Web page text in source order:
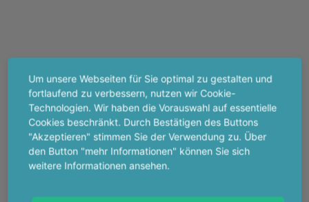
Um unsere Webseiten für Sie optimal zu gestalten und
fortlaufend zu verbessern, nutzen wir Cookie-
Technologien. Wir haben die Vorauswahl auf essentielle
Cookies beschränkt. Durch Bestätigen des Buttons
"Akzeptieren" stimmen Sie der Verwendung zu. Über
den Button "mehr Informationen" können Sie sich
weitere Informationen ansehen.